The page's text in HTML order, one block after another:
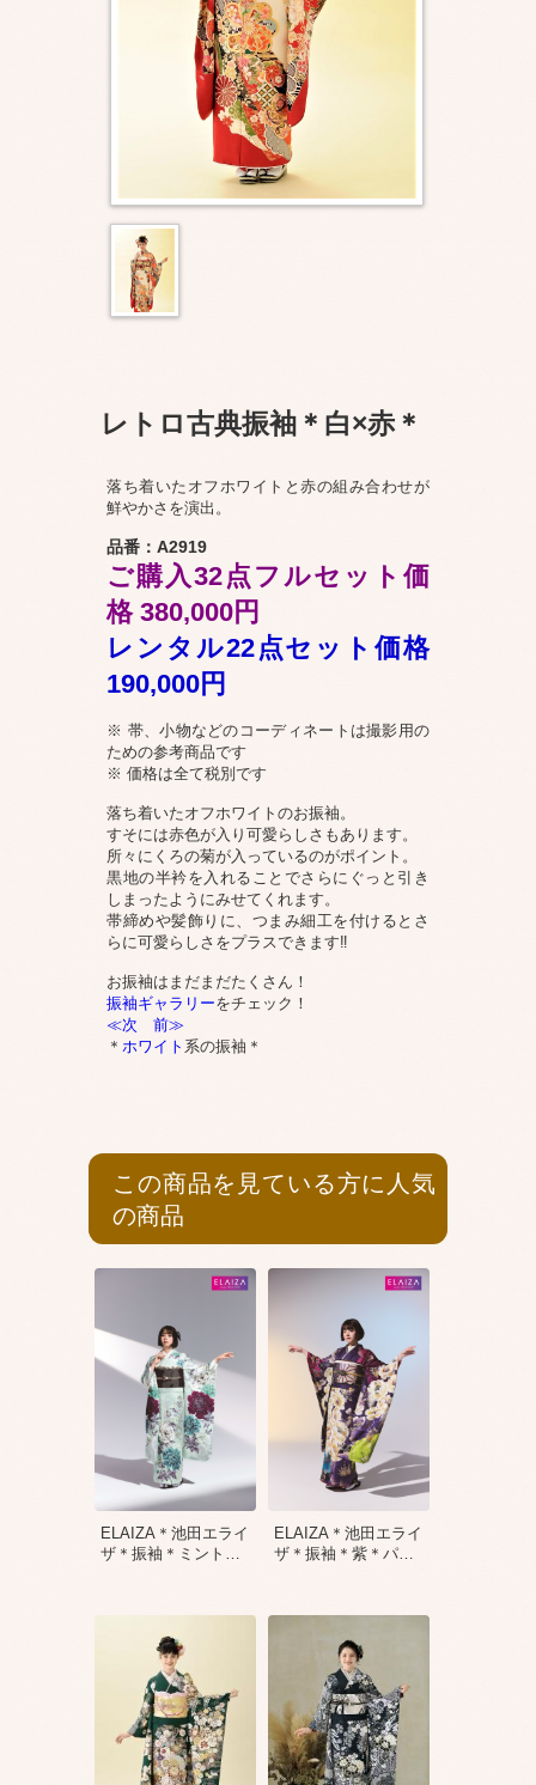
レトロ古典振袖＊白×赤＊
落ち着いたオフホワイトと赤の組み合わせが
鮮やかさを演出。
品番：A2919
ご購入32点フルセット価
格 380,000円
レンタル22点セット価格
190,000円
※ 帯、小物などのコーディネートは撮影用の
ための参考商品です
※ 価格は全て税別です
落ち着いたオフホワイトのお振袖。
すそには赤色が入り可愛らしさもあります。
所々にくろの菊が入っているのがポイント。
黒地の半衿を入れることでさらにぐっと引き
しまったようにみせてくれます。
帯締めや髪飾りに、つまみ細工を付けるとさ
らに可愛らしさをプラスできます‼
お振袖はまだまだたくさん！
振袖ギャラリーをチェック！
≪次
前≫
＊ ホワイト 系の振袖＊
この商品を見ている方に人気
の商品
ELAIZA＊池田エライ
ザ＊振袖＊ミント …
ELAIZA＊池田エライ
ザ＊振袖＊紫＊パ…